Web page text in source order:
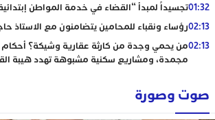
01:32تجسيداً لمبدأ “القضاء في خدمة المواطن
02:13رؤساء ونقباء للمحامين يتضامنون مع الاستاذ
02:13من يحمي وجدة من كارثة عقارية وشيكة؟ أحكام
مجمدة، ومشاريع سكنية مشبوهة تهدد هيبة
صوت وصورة